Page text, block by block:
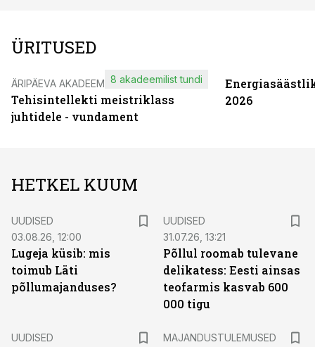
ÜRITUSED
ÄRIPÄEVA AKADEEMIA
Tehisintellekti meistriklass
juhtidele - vundament
8 akadeemilist tundi
2026
HETKEL KUUM
UUDISED
03.08.26, 12:00
Lugeja küsib: mis
toimub Läti
põllumajanduses?
UUDISED
31.07.26, 13:21
Põllul roomab tulevane
delikatess: Eesti ainsas
teofarmis kasvab 600
000 tigu
UUDISED
MAJANDUSTULEMUSED